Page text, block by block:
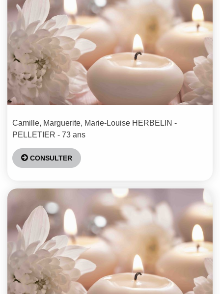
Camille, Marguerite, Marie-Louise HERBELIN -
PELLETIER - 73 ans
CONSULTER